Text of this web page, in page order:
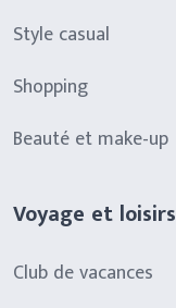
Style casual
Shopping
Beauté et make-up
Voyage et loisirs
Club de vacances